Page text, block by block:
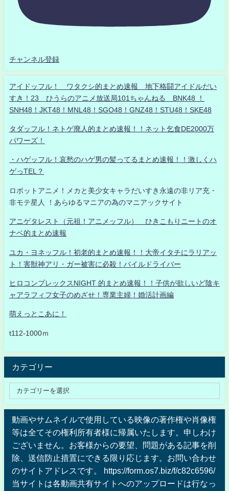
チャンネル登録
アイドッフル！ ワタクシ的まとめ速報 地下格闘アイドルだい
すき！23 ひうらのアニメ放送局101ちゃんねる BNK48 ！
SNH48！JKT48！MNL48！SGO48！GNZ48！STU48！SKE48
タダッフル！ネトゲ廃人的まとめ速報！！ネット乞食DE2000万
パワーズ！
・ハゲッフル！哀愁のハゲ男の髪ってるまとめ速報！！激しくハ
ゲっTEL？
ロボットアニメ！メカと美少女キャラだいすき永遠の非リア充・
非モテ星人 ！あらゆるマニアの為のマニアックサイト
アニゲタレスト（元祖！アニメッフル） ひきこもりニートのオ
ナベ的まとめ速報
ユカ・ヨネッフル！初老的まとめ速報！！大帝イタチにラリアッ
ト！害獣神アリ・ガー被害に必殺！パイルドライバー
ヒロコンプレックスNIGHT 的まとめ速報！！子供が欲しいど陰キ
ャアラフィフ女子のめざせ！専業主婦！婚活計画編
萌えっとこあに！
t112-1000ｍ
カテゴリー
動画やサムネイルで使用している映像の著作権や肖像権
等は全てその権利所有者様に帰属いたします。申しわけ
ございません。お客様からの要望、問題がある記事を削
除、送信防止措置にできる限り応じます。お問い合わせ
のサイトアドレスです。 https://form.os7.biz/f/c82c6596/
当サイトは各動画共有サイトへのアップロードは行なっ